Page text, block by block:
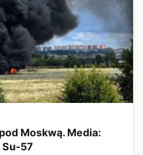
Moskwą. Media:
Su-57